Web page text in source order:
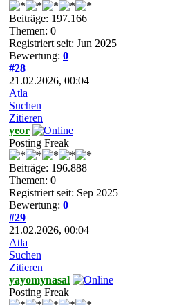
Beiträge: 197.166
Themen: 0
Registriert seit: Jun 2025
Bewertung: 0
#28
21.02.2026, 00:04
Atla
Suchen
Zitieren
yeor
Posting Freak
Beiträge: 196.888
Themen: 0
Registriert seit: Sep 2025
Bewertung: 0
#29
21.02.2026, 00:04
Atla
Suchen
Zitieren
yayomynasal
Posting Freak